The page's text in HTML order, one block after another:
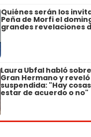
Quiénes serán los
Peña de Morfi el
grandes revelaciones
Laura Ubfal habló
Gran Hermano y
suspendida: "Hay
estar de acuerdo o no"